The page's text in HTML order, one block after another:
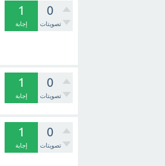
0
تصويتات
1
إجابة
0
تصويتات
1
إجابة
0
تصويتات
1
إجابة